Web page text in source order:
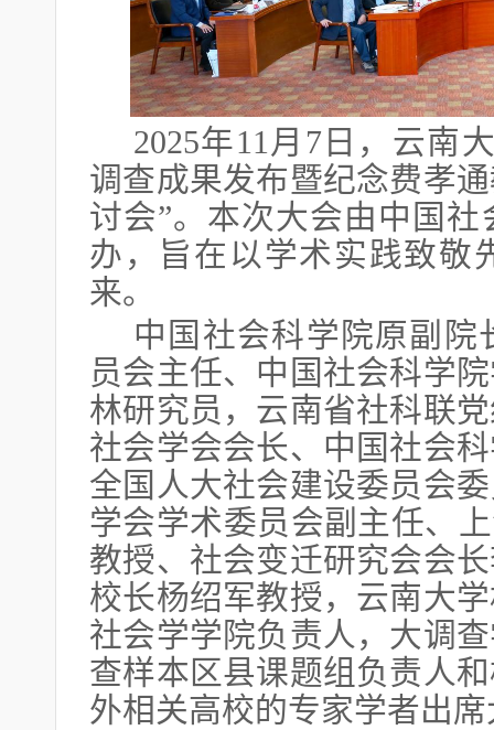
2025年11月7日，云南
调查成果发布暨纪念费孝
讨会”。本次大会由中国
办，旨在以学术实践致敬
来。
中国社会科学院原副院
员会主任、中国社会科学
林研究员，云南省社科联
社会学会会长、中国社会
全国人大社会建设委员会
学会学术委员会副主任、
教授、社会变迁研究会会
校长杨绍军教授，云南大
社会学学院负责人，大调
查样本区县课题组负责人
外相关高校的专家学者出